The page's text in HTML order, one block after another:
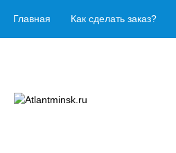
Главная Как сделать заказ?